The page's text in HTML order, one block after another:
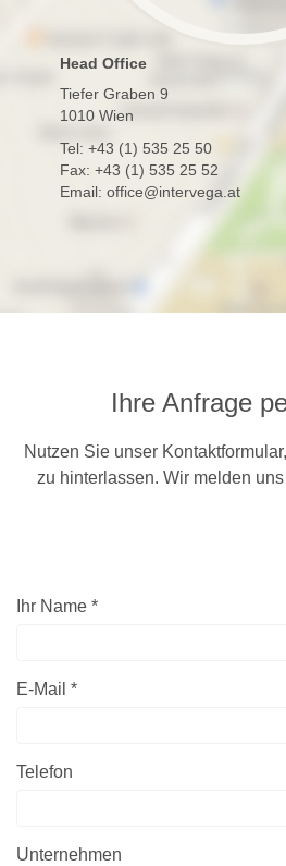
Head Office
Tiefer Graben 9
1010 Wien
Tel: +43 (1) 535 25 50
Fax: +43 (1) 535 25 52
Email: office@intervega.at
Ihre Anfrage
Nutzen Sie unser
zu hinterlassen. Wir melden
Ihr Name *
E-Mail *
Telefon
Unternehmen